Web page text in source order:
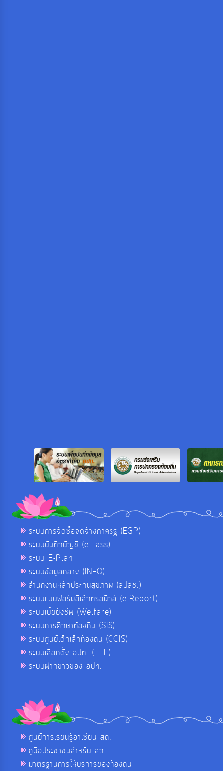
ระบบการจัดซื้อจัดจ้างภาครัฐ (EGP)
ระบบบันทึกบัญชี (e-Lass)
ระบบ E-Plan
ระบบข้อมูลกลาง (INFO)
สำนักงานหลักประกันสุขภาพ (สปสช.)
ระบบแบบฟอร์มอิเล็กทรอนิกส์ (e-Report)
ระบบเบี้ยยังชีพ (Welfare)
ระบบการศึกษาท้องถิ่น (SIS)
ระบบศูนย์เด็กเล็กท้องถิ่น (CCIS)
ระบบเลือกตั้ง อปท. (ELE)
ระบบฝากข่าวของ อปท.
ศูนย์การเรียนรู้อาเซียน สถ.
คู่มือประชาชนสำหรับ สถ.
มาตรฐานการให้บริการของท้องถิ่น